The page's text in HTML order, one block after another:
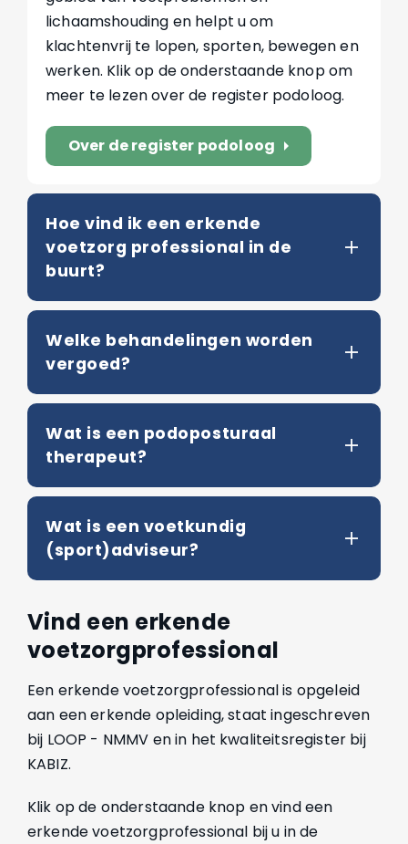
lichaamshouding en helpt u om
klachtenvrij te lopen, sporten, bewegen en
werken. Klik op de onderstaande knop om
meer te lezen over de register podoloog.
Over de register podoloog arrow_right
Hoe vind ik een erkende
voetzorg professional in de
buurt?
Welke behandelingen worden
vergoed?
Wat is een podoposturaal
therapeut?
Wat is een voetkundig
(sport)adviseur?
Vind een erkende
voetzorgprofessional
Een erkende voetzorgprofessional is opgeleid
aan een erkende opleiding, staat ingeschreven
bij LOOP - NMMV en in het kwaliteitsregister bij
KABIZ.
Klik op de onderstaande knop en vind een
erkende voetzorgprofessional bij u in de